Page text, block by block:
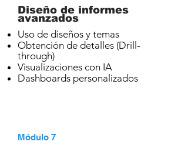
Diseño de informes
avanzados
Uso de diseños y temas
Obtención de detalles (Drill-
through)
Visualizaciones con IA
Dashboards personalizados
Módulo 7